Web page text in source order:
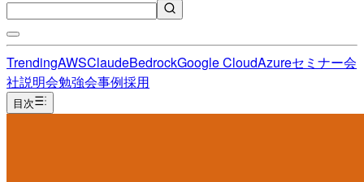
TrendingAWSClaudeBedrockGoogle CloudAzureセミナー会
社説明会勉強会事例採用
目次